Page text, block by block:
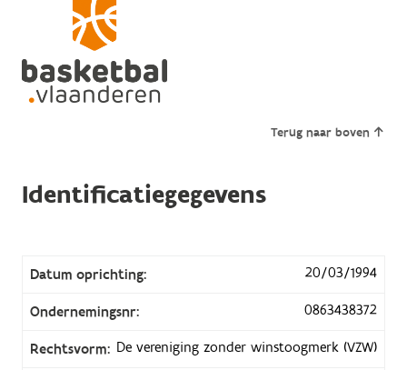
Terug naar boven
Identificatiegegevens
Datum oprichting: 20/03/1994
Ondernemingsnr: 0863438372
Rechtsvorm: De vereniging zonder winstoogmerk (VZW)